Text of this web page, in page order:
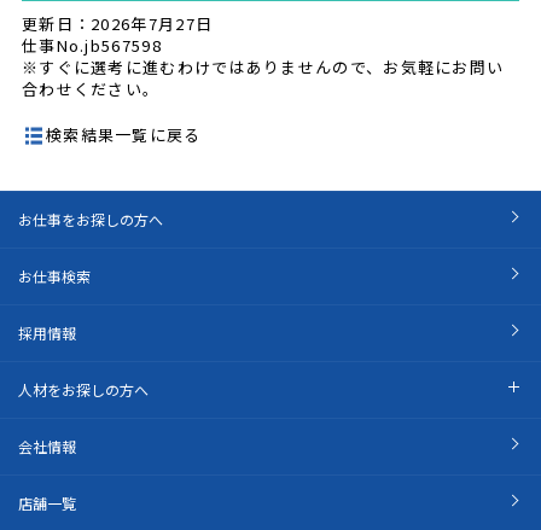
更新日：2026年7月27日
仕事No.jb567598
※すぐに選考に進むわけではありませんので、お気軽にお問い
合わせください。
検索結果一覧に戻る
お仕事をお探しの方へ
お仕事検索
採用情報
人材をお探しの方へ
会社情報
店舗一覧